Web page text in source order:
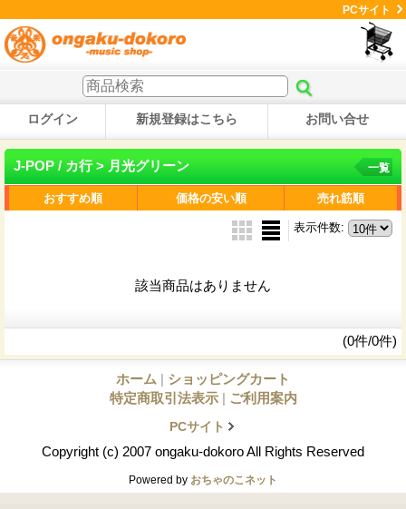
PCサイト
ログイン 新規登録はこちら お問い合せ
J-POP / カ行 > 月光グリーン 一覧
おすすめ順 価格の安い順 売れ筋順
表示件数:
該当商品はありません
(0件/0件)
ホーム | ショッピングカート
特定商取引法表示 | ご利用案内
PCサイト
Copyright (c) 2007 ongaku-dokoro All Rights Reserved
Powered by おちゃのこネット